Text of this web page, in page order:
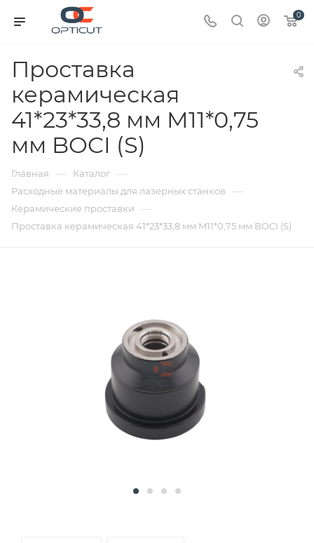
0
Проставка
керамическая
41*23*33,8 мм M11*0,75
мм BOCI (S)
Главная — Каталог —
Расходные материалы для лазерных станков —
Керамические проставки —
Проставка керамическая 41*23*33,8 мм M11*0,75 мм BOCI (S)